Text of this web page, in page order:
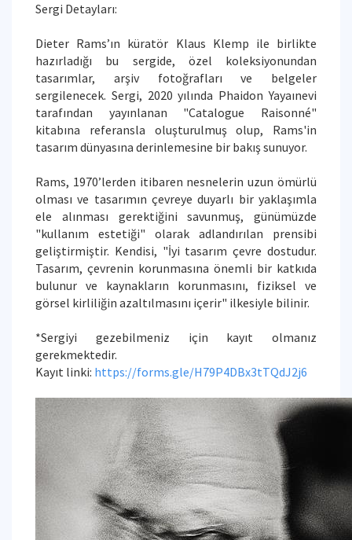
Sergi Detayları:
Dieter Rams’ın küratör Klaus Klemp ile birlikte
hazırladığı bu sergide, özel koleksiyonundan
tasarımlar, arşiv fotoğrafları ve belgeler
sergilenecek. Sergi, 2020 yılında Phaidon Yayaınevi
tarafından yayınlanan "Catalogue Raisonné"
kitabına referansla oluşturulmuş olup, Rams'in
tasarım dünyasına derinlemesine bir bakış sunuyor.
Rams, 1970’lerden itibaren nesnelerin uzun ömürlü
olması ve tasarımın çevreye duyarlı bir yaklaşımla
ele alınması gerektiğini savunmuş, günümüzde
"kullanım estetiği" olarak adlandırılan prensibi
geliştirmiştir. Kendisi, "İyi tasarım çevre dostudur.
Tasarım, çevrenin korunmasına önemli bir katkıda
bulunur ve kaynakların korunmasını, fiziksel ve
görsel kirliliğin azaltılmasını içerir" ilkesiyle bilinir.
*Sergiyi gezebilmeniz için kayıt olmanız
gerekmektedir.
Kayıt linki: https://forms.gle/H79P4DBx3tTQdJ2j6